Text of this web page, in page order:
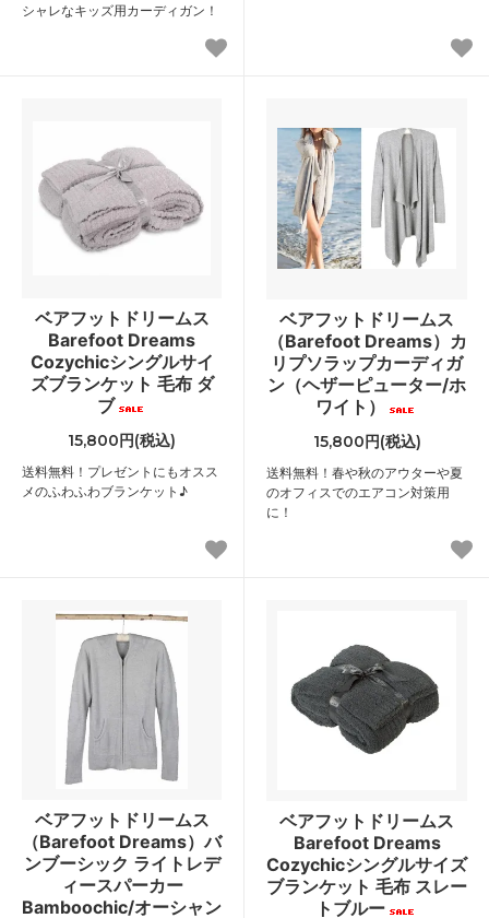
シャレなキッズ用カーディガン！
ベアフットドリームス
Barefoot Dreams
Cozychicシングルサイ
ズブランケット 毛布 ダ
ブ
15,800円(税込)
送料無料！プレゼントにもオスス
メのふわふわブランケット♪
ベアフットドリームス
（Barefoot Dreams）カ
リプソラップカーディガ
ン（ヘザーピューター/ホ
ワイト）
15,800円(税込)
送料無料！春や秋のアウターや夏
のオフィスでのエアコン対策用
に！
ベアフットドリームス
（Barefoot Dreams）バ
ンブーシック ライトレデ
ィースパーカー
Bamboochic/オーシャン
ベアフットドリームス
Barefoot Dreams
Cozychicシングルサイズ
ブランケット 毛布 スレー
トブルー